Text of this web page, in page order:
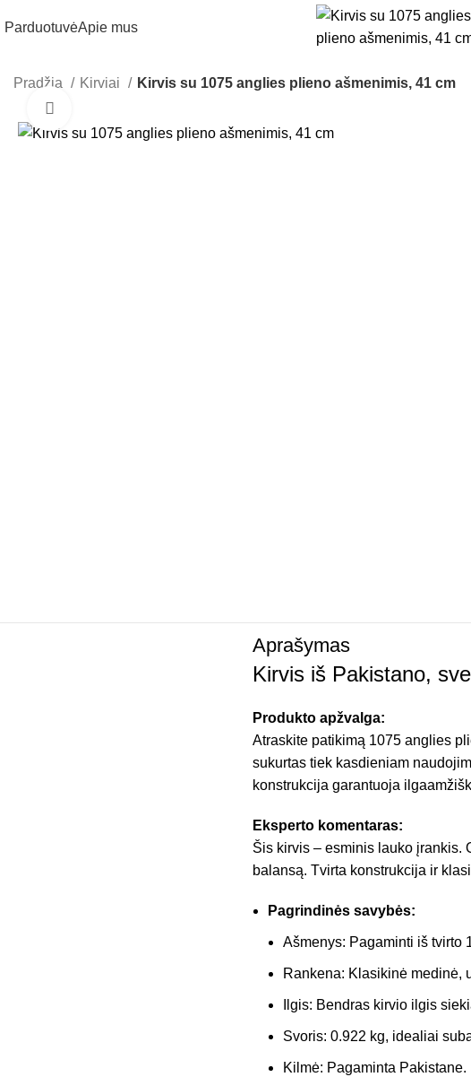
ParduotuvėApie mus
Pradžia Kirviai Kirvis su 1075 anglies plieno ašmenimis, 41 cm
Aprašymas
Kirvis iš Pakistano,
Produkto apžvalga:
Atraskite patikimą 1075 anglies
sukurtas tiek kasdieniam
konstrukcija garantuoja
Eksperto komentaras:
Šis kirvis – esminis lauko įrankis.
balansą. Tvirta konstrukcija ir
Pagrindinės savybės:
Ašmenys: Pagaminti iš tvirto
Rankena: Klasikinė medinė,
Ilgis: Bendras kirvio ilgis
Svoris: 0.922 kg, idealiai
Kilmė: Pagaminta Pakistane.